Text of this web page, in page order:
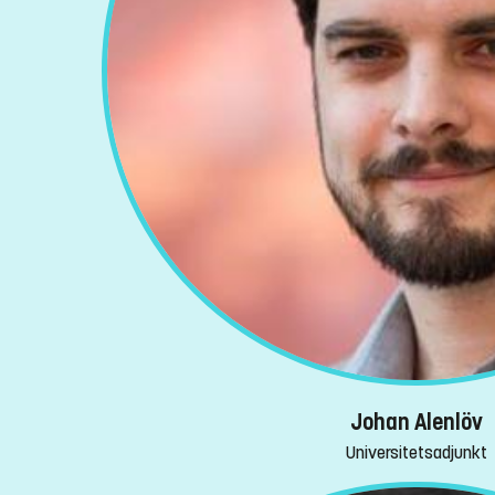
Johan Alenlöv
Universitetsadjunkt